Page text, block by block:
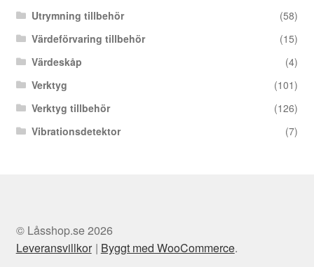
Utrymning tillbehör
(58)
Värdeförvaring tillbehör
(15)
Värdeskåp
(4)
Verktyg
(101)
Verktyg tillbehör
(126)
Vibrationsdetektor
(7)
© Låsshop.se 2026
Leveransvillkor
Byggt med WooCommerce.